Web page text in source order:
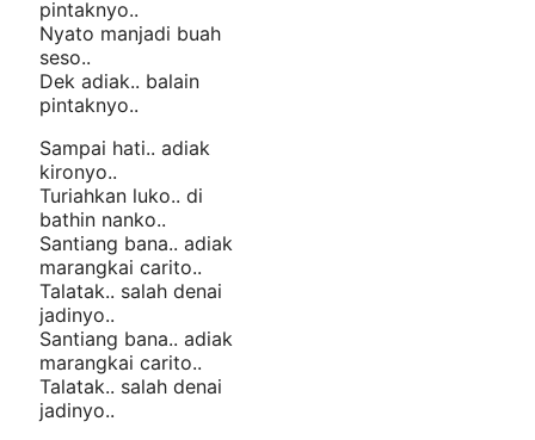
pintaknyo..
Nyato manjadi buah
seso..
Dek adiak.. balain
pintaknyo..
Sampai hati.. adiak
kironyo..
Turiahkan luko.. di
bathin nanko..
Santiang bana.. adiak
marangkai carito..
Talatak.. salah denai
jadinyo..
Santiang bana.. adiak
marangkai carito..
Talatak.. salah denai
jadinyo..